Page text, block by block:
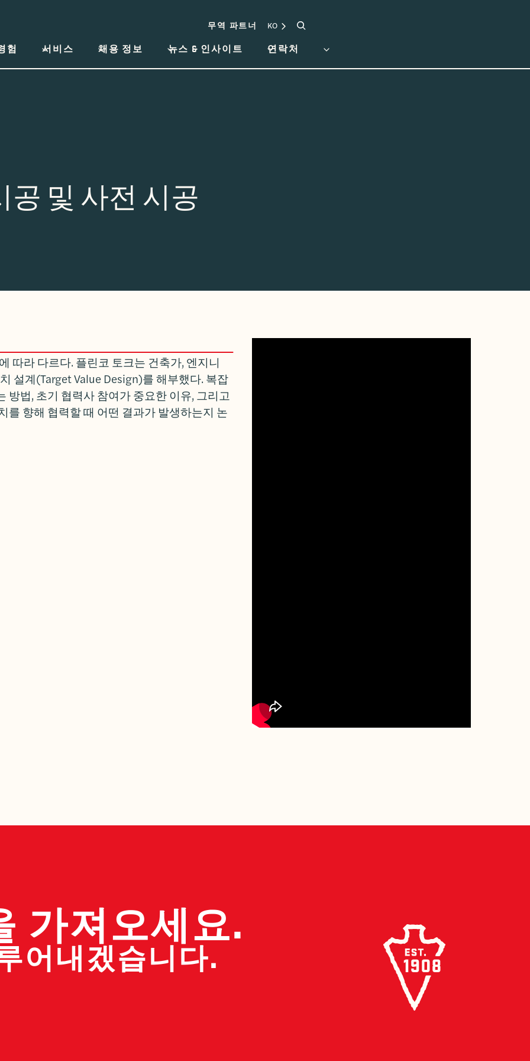
무역 파트너 KO검색
험 서비스 채용 정보 뉴스 & 인사이트 연락처
공 및 사전 시공
따라 다르다. 플린코 토크는 건축가, 엔지니
설계(Target Value Design)를 해부했다. 복잡
방법, 초기 협력사 참여가 중요한 이유, 그리고
를 향해 협력할 때 어떤 결과가 발생하는지 논
가져오세요.
어내겠습니다.